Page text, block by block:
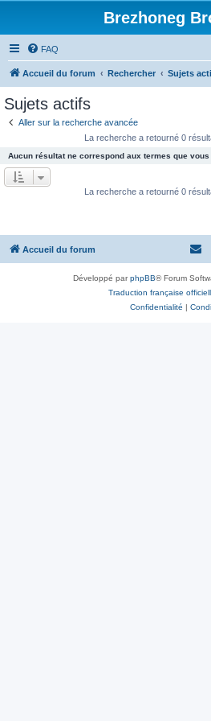
Brezhoneg
FAQ
Accueil du forum Rechercher Sujets
Sujets actifs
Aller sur la recherche avancée
La recherche a retourné 0
Aucun résultat ne correspond aux termes que vous
La recherche a retourné 0
Accueil du forum
Développé parphpBB® Forum
Traduction française
Confidentialité |